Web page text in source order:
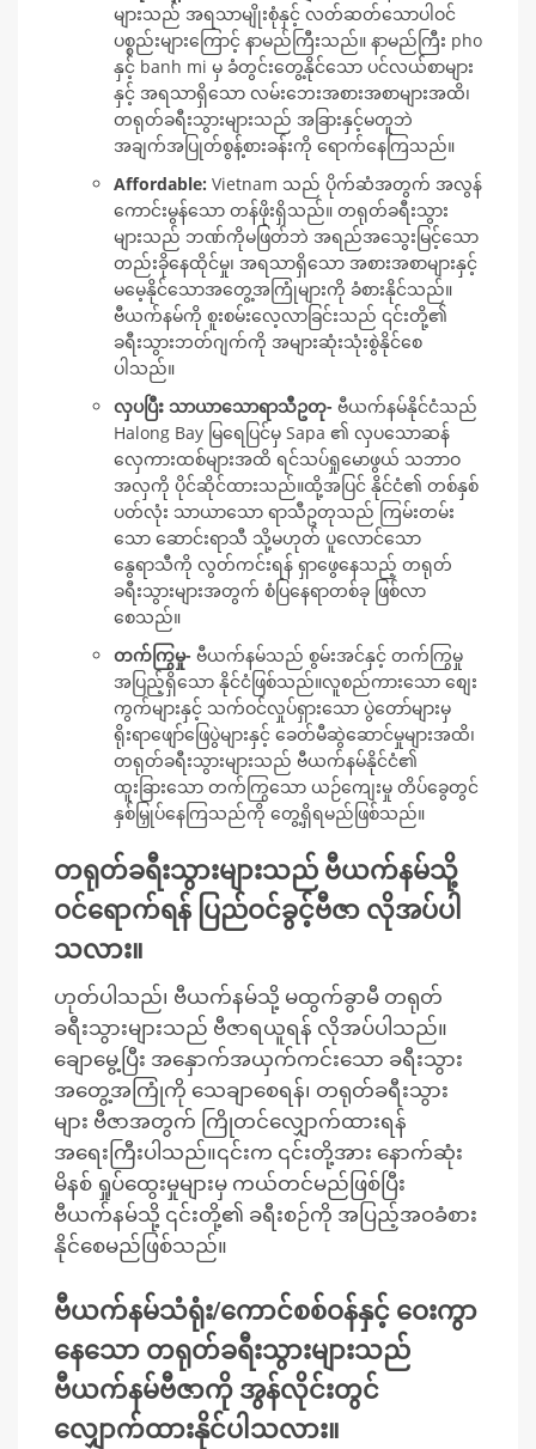
များသည် အရသာမျိုးစုံနှင့် လတ်ဆတ်သောပါဝင်
ပစ္စည်းများကြောင့် နာမည်ကြီးသည်။ နာမည်ကြီး pho
နှင့် banh mi မှ ခံတွင်းတွေ့နိုင်သော ပင်လယ်စာများ
နှင့် အရသာရှိသော လမ်းဘေးအစားအစာများအထိ၊
တရုတ်ခရီးသွားများသည် အခြားနှင့်မတူဘဲ
အချက်အပြုတ်စွန့်စားခန်းကို ရောက်နေကြသည်။
Affordable: Vietnam သည် ပိုက်ဆံအတွက် အလွန်
ကောင်းမွန်သော တန်ဖိုးရှိသည်။ တရုတ်ခရီးသွား
များသည် ဘဏ်ကိုမဖြတ်ဘဲ အရည်အသွေးမြင့်သော
တည်းခိုနေထိုင်မှု၊ အရသာရှိသော အစားအစာများနှင့်
မမေ့နိုင်သောအတွေ့အကြုံများကို ခံစားနိုင်သည်။
ဗီယက်နမ်ကို စူးစမ်းလေ့လာခြင်းသည် ၎င်းတို့၏
ခရီးသွားဘတ်ဂျက်ကို အများဆုံးသုံးစွဲနိုင်စေ
ပါသည်။
လှပပြီး သာယာသောရာသီဥတု- ဗီယက်နမ်နိုင်ငံသည်
Halong Bay မြရေပြင်မှ Sapa ၏ လှပသောဆန်
လှေကားထစ်များအထိ ရင်သပ်ရှုမောဖွယ် သဘာဝ
အလှကို ပိုင်ဆိုင်ထားသည်။ထို့အပြင် နိုင်ငံ၏ တစ်နှစ်
ပတ်လုံး သာယာသော ရာသီဥတုသည် ကြမ်းတမ်း
သော ဆောင်းရာသီ သို့မဟုတ် ပူလောင်သော
နွေရာသီကို လွတ်ကင်းရန် ရှာဖွေနေသည့် တရုတ်
ခရီးသွားများအတွက် စံပြနေရာတစ်ခု ဖြစ်လာ
စေသည်။
တက်ကြွမှု- ဗီယက်နမ်သည် စွမ်းအင်နှင့် တက်ကြွမှု
အပြည့်ရှိသော နိုင်ငံဖြစ်သည်။လူစည်ကားသော စျေး
ကွက်များနှင့် သက်ဝင်လှုပ်ရှားသော ပွဲတော်များမှ
ရိုးရာဖျော်ဖြေပွဲများနှင့် ခေတ်မီဆွဲဆောင်မှုများအထိ၊
တရုတ်ခရီးသွားများသည် ဗီယက်နမ်နိုင်ငံ၏
ထူးခြားသော တက်ကြွသော ယဉ်ကျေးမှု တိပ်ခွေတွင်
နှစ်မြှုပ်နေကြသည်ကို တွေ့ရှိရမည်ဖြစ်သည်။
တရုတ်ခရီးသွားများသည် ဗီယက်နမ်သို့
ဝင်ရောက်ရန် ပြည်ဝင်ခွင့်ဗီဇာ လိုအပ်ပါ
သလား။
ဟုတ်ပါသည်၊ ဗီယက်နမ်သို့ မထွက်ခွာမီ တရုတ်
ခရီးသွားများသည် ဗီဇာရယူရန် လိုအပ်ပါသည်။
ချောမွေ့ပြီး အနှောက်အယှက်ကင်းသော ခရီးသွား
အတွေ့အကြုံကို သေချာစေရန်၊ တရုတ်ခရီးသွား
များ ဗီဇာအတွက် ကြိုတင်လျှောက်ထားရန်
အရေးကြီးပါသည်။၎င်းက ၎င်းတို့အား နောက်ဆုံး
မိနစ် ရှုပ်ထွေးမှုများမှ ကယ်တင်မည်ဖြစ်ပြီး
ဗီယက်နမ်သို့ ၎င်းတို့၏ ခရီးစဉ်ကို အပြည့်အဝခံစား
နိုင်စေမည်ဖြစ်သည်။
ဗီယက်နမ်သံရုံး/ကောင်စစ်ဝန်နှင့် ဝေးကွာ
နေသော တရုတ်ခရီးသွားများသည်
ဗီယက်နမ်ဗီဇာကို အွန်လိုင်းတွင်
လျှောက်ထားနိုင်ပါသလား။